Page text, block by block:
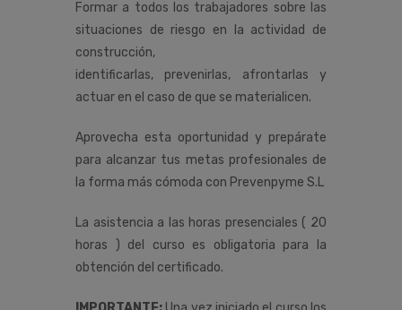
Formar a todos los trabajadores sobre las
situaciones de riesgo en la actividad de
construcción,
identificarlas, prevenirlas, afrontarlas y
actuar en el caso de que se materialicen.
Aprovecha esta oportunidad y prepárate
para alcanzar tus metas profesionales de
la forma más cómoda con Prevenpyme S.L
La asistencia a las horas presenciales ( 20
horas ) del curso es obligatoria para la
obtención del certificado.